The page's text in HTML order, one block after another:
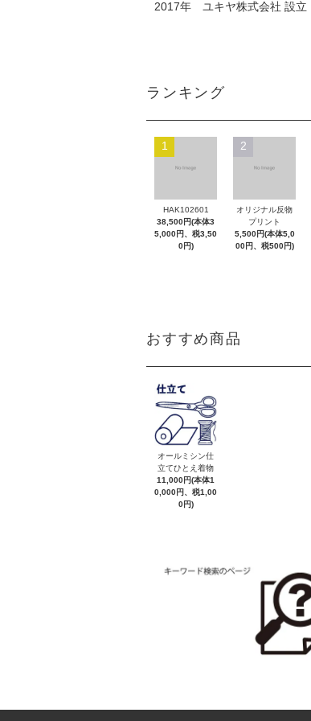
2017年 ユキヤ株式会社 設立
ランキング
1
HAK102601
38,500円(本体3
5,000円、税3,50
0円)
2
オリジナル反物
プリント
5,500円(本体5,0
00円、税500円)
おすすめ商品
オールミシン仕
立てひとえ着物
11,000円(本体1
0,000円、税1,00
0円)